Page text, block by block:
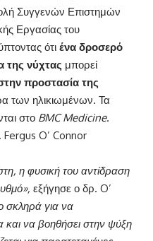
Συγγενών Επιστημών
Εργασίας του
ότι ένα δροσερό
της νύχτας μπορεί
προστασία της
των ηλικιωμένων. Τα
στο BMC Medicine.
O’ Connor
η φυσική του αντίδραση
εξήγησε ο δρ. O’
σκληρά για να
και να βοηθήσει στην ψύξη